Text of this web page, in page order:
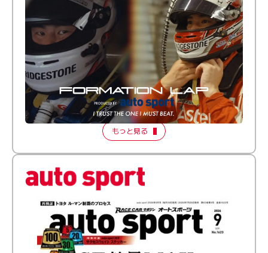
倒す相手を、信じてる。小林利徠斗 × 野村勇斗
【FORMATION LAP Produced by auto sport】
2026 Episode 2
もっと見る